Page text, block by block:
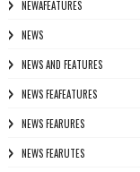
NEWAFEATURES
NEWS
NEWS AND FEATURES
NEWS FEAFEATURES
NEWS FEARURES
NEWS FEARUTES